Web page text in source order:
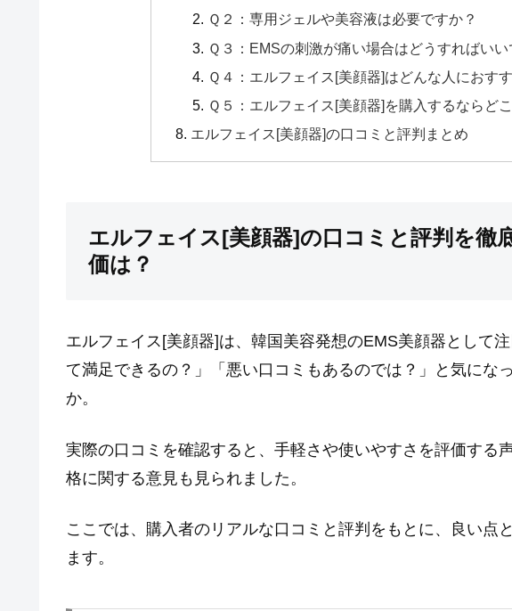
Ｑ２：専用ジェルや美容液は必要ですか？
Ｑ３：EMSの刺激が痛い場合はどうすればいい
Ｑ４：エルフェイス[美顔器]はどんな人におす
Ｑ５：エルフェイス[美顔器]を購入するならど
エルフェイス[美顔器]の口コミと評判まとめ
エルフェイス[美顔器]の口コミと評判を徹
価は？
エルフェイス[美顔器]は、韓国美容発想のEMS美顔器として
て満足できるの？」「悪い口コミもあるのでは？」と気にな
か。
実際の口コミを確認すると、手軽さや使いやすさを評価する
格に関する意見も見られました。
ここでは、購入者のリアルな口コミと評判をもとに、良い点
ます。